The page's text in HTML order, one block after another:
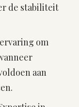
de stabiliteit
om
aan